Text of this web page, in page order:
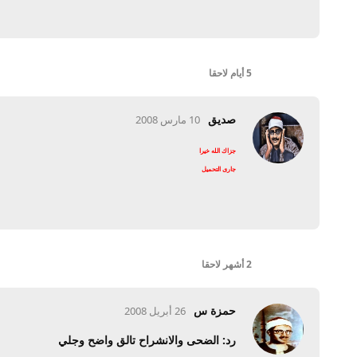
5 أيام لاحقا
صديق 10 مارس 2008
جزاك الله خيرا
جارى التحميل
2 أشهر لاحقا
حمزة س 26 أبريل 2008
رد: الضحى والانشراح تالق واضح وجلي